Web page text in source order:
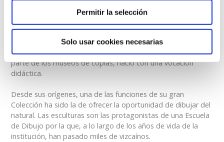
Permitir la selección
Solo usar cookies necesarias
¡Forma parte de una escuela con solera!
El Museo de Reproducciones de Bilbao, como la mayor
parte de los museos de copias, nació con una vocación
didáctica.
Desde sus orígenes, una de las funciones de su gran
Colección ha sido la de ofrecer la oportunidad de dibujar del
natural. Las esculturas son las protagonistas de una Escuela
de Dibujo por la que, a lo largo de los años de vida de la
institución, han pasado miles de vizcaínos.